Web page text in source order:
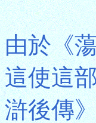
由於《
這使這
滸後傳